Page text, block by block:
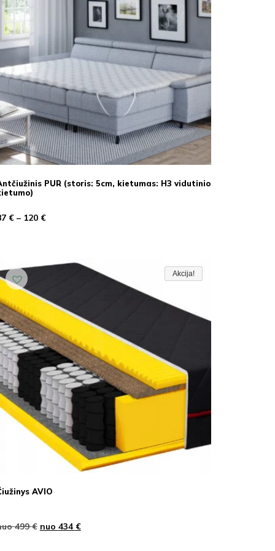
PUR (storis: 5cm, kietumas: H3 vidutinio
€ – 120 €
Akcija!
Akcija
Akcija!
AVIO
499€ nuo 434 €